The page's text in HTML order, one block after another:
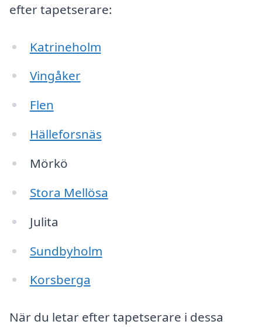
efter tapetserare:
Katrineholm
Vingåker
Flen
Hälleforsnäs
Mörkö
Stora Mellösa
Julita
Sundbyholm
Korsberga
När du letar efter tapetserare i dessa